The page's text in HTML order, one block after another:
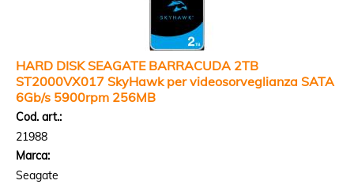
HARD DISK SEAGATE BARRACUDA 2TB
ST2000VX017 SkyHawk per videosorveglianza SATA
6Gb/s 5900rpm 256MB
Cod. art.:
21988
Marca:
Seagate